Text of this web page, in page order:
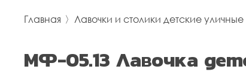
Главная 〉 Лавочки и столики детские уличные
МФ-05.13 Лавочка